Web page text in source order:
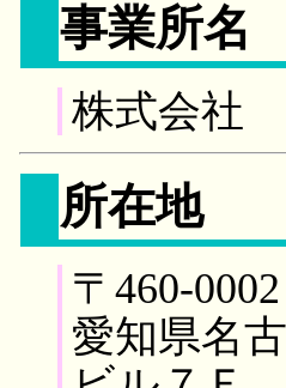
事業所名
株式会社
所在地
〒460-0002
愛知県名